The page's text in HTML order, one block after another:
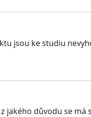
jsou ke studiu
důvodu se